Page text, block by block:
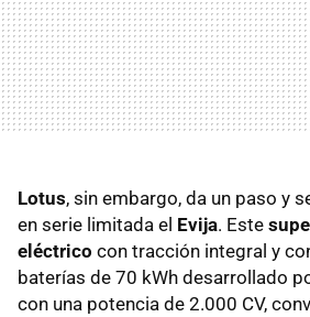
Lotus, sin embargo, da un paso y
en serie limitada el Evija. Este
eléctrico con tracción integral y
baterías de 70 kWh desarrollado
con una potencia de 2.000 CV,